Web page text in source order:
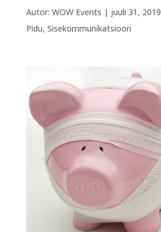
Autor: WOW Events | juuli 31, 2019
Pidu, Sisekommunikatsioon